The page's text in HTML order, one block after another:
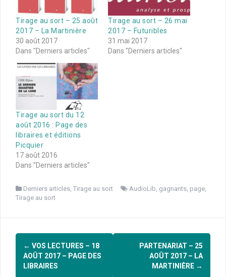
Tirage au sort – 25 août
2017 – La Martinière
30 août 2017
Dans "Derniers articles"
Tirage au sort – 26 mai
2017 – Futuribles
31 mai 2017
Dans "Derniers articles"
Tirage au sort du 12
août 2016 : Page des
libraires et éditions
Picquier
17 août 2016
Dans "Derniers articles"
Derniers articles, Tirage au sort AudioLib, gagnants, page,
Tirage au sort
Navigation
d'article
← VOS LECTURES – 18
AOÛT 2017 – PAGE DES
LIBRAIRES
PARTENARIAT – 25
AOÛT 2017 – LA
MARTINIÈRE →